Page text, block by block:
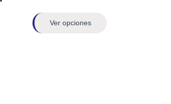
Ver opciones